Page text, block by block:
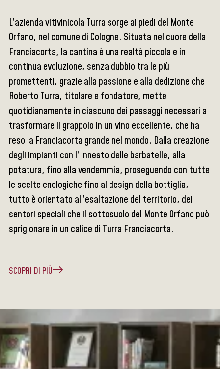
L’azienda vitivinicola Turra sorge ai piedi del Monte
Orfano, nel comune di Cologne. Situata nel cuore della
Franciacorta, la cantina è una realtà piccola e in
continua evoluzione, senza dubbio tra le più
promettenti, grazie alla passione e alla dedizione che
Roberto Turra, titolare e fondatore, mette
quotidianamente in ciascuno dei passaggi necessari a
trasformare il grappolo in un vino eccellente, che ha
reso la Franciacorta grande nel mondo. Dalla creazione
degli impianti con l’ innesto delle barbatelle, alla
potatura, fino alla vendemmia, proseguendo con tutte
le scelte enologiche fino al design della bottiglia,
tutto è orientato all’esaltazione del territorio, dei
sentori speciali che il sottosuolo del Monte Orfano può
sprigionare in un calice di Turra Franciacorta.
SCOPRI DI PIÙ